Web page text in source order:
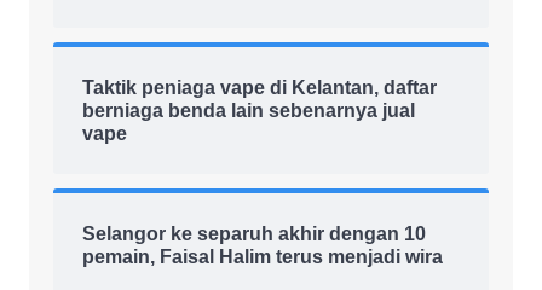
Taktik peniaga vape di Kelantan, daftar
berniaga benda lain sebenarnya jual
vape
Selangor ke separuh akhir dengan 10
pemain, Faisal Halim terus menjadi wira